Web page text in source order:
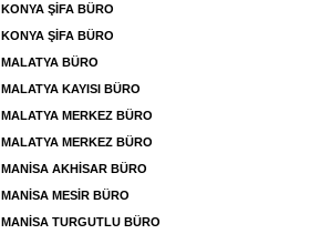
KONYA ŞİFA BÜRO
KONYA ŞİFA BÜRO
MALATYA BÜRO
MALATYA KAYISI BÜRO
MALATYA MERKEZ BÜRO
MALATYA MERKEZ BÜRO
MANİSA AKHİSAR BÜRO
MANİSA MESİR BÜRO
MANİSA TURGUTLU BÜRO